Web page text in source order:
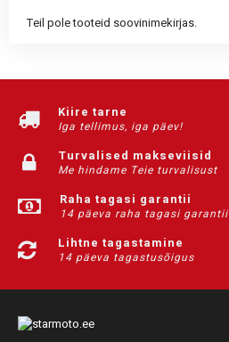
Teil pole tooteid soovinimekirjas.
Kiire tarne
Iga tellimus, iga päev!
Turvalised makseviisid
Me hindame Teie turvalisust
Raha tagasi garantii
14 päeva raha tagasi garantii
Lihtne tagastamine
14 päeva tagastusõigus